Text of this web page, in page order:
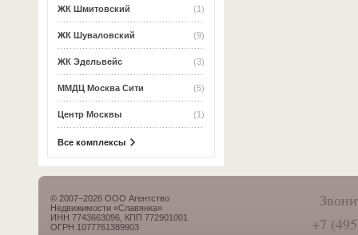
(1)
ЖК Шмитовский
(9)
ЖК Шуваловский
(3)
ЖК Эдельвейс
(5)
ММДЦ Москва Сити
(1)
Центр Москвы
Все комплексы
© 2007–2026 ООО Агентство
Недвижимости «Славянка»
ИНН 7743663096, КПП 772901001
ОГРН 1077761389903
+7